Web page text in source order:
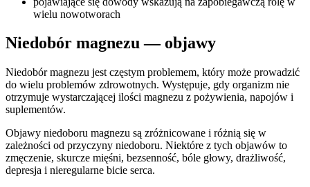
wielu nowotworach
Niedobór magnezu — objawy
Niedobór magnezu jest częstym problemem, który może prowadzić
do wielu problemów zdrowotnych. Występuje, gdy organizm nie
otrzymuje wystarczającej ilości magnezu z pożywienia, napojów i
suplementów.
Objawy niedoboru magnezu są zróżnicowane i różnią się w
zależności od przyczyny niedoboru. Niektóre z tych objawów to
zmęczenie, skurcze mięśni, bezsenność, bóle głowy, drażliwość,
depresja i nieregularne bicie serca.